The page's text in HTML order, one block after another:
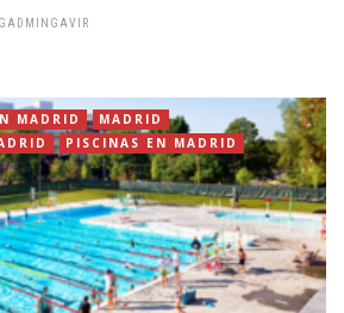
MADRID
MADRID
PISCINAS EN MADRID